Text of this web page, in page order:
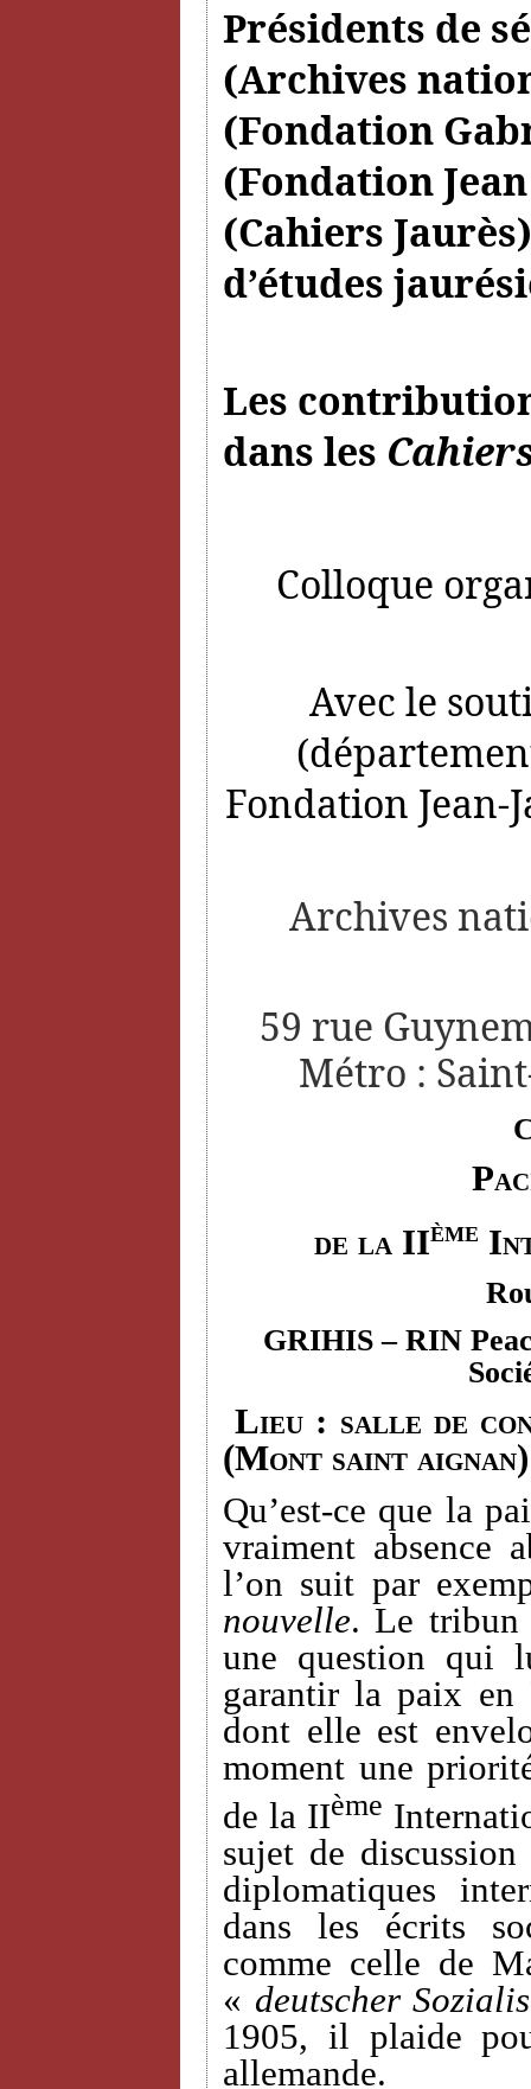
Présidents de
(Archives
(Fondation
(Fondation
(Cahiers
d’études
Les
dans les
Colloque
Avec le
Fondation Jean-
Archives
59 rue
Métro :
de la IIème
GRIHIS – RIN
Lieu : salle de
(Mont saint aignan)
Qu’est-ce que la
vraiment absence
l’on suit par
nouvelle. Le tribun
une question qui
garantir la paix en
dont elle est
moment une
de la IIème
sujet de
diplomatiques
dans les écrits
comme celle de
« deutscher
1905, il plaide
allemande.